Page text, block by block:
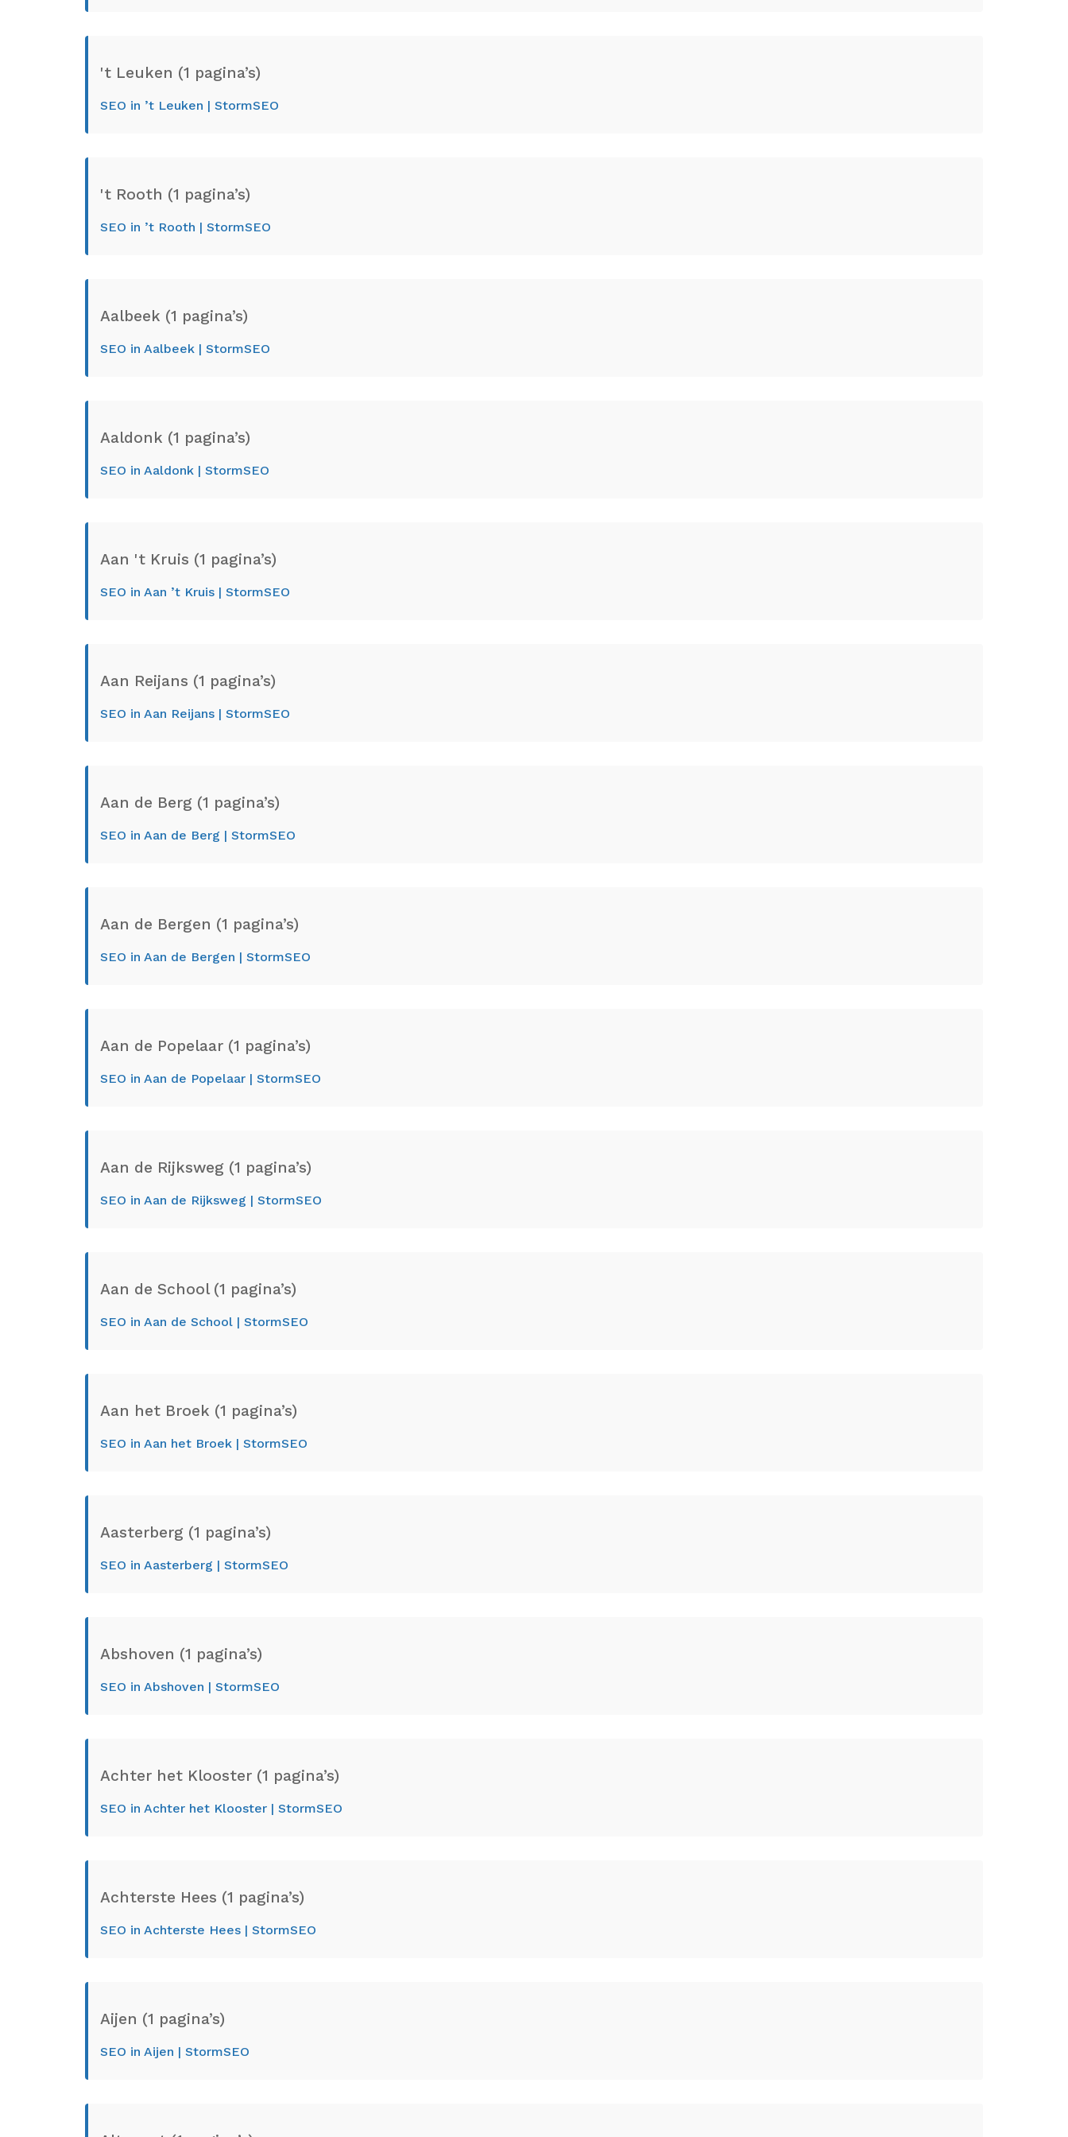
't Leuken (1 pagina’s)
SEO in ’t Leuken | StormSEO
't Rooth (1 pagina’s)
SEO in ’t Rooth | StormSEO
Aalbeek (1 pagina’s)
SEO in Aalbeek | StormSEO
Aaldonk (1 pagina’s)
SEO in Aaldonk | StormSEO
Aan 't Kruis (1 pagina’s)
SEO in Aan ’t Kruis | StormSEO
Aan Reijans (1 pagina’s)
SEO in Aan Reijans | StormSEO
Aan de Berg (1 pagina’s)
SEO in Aan de Berg | StormSEO
Aan de Bergen (1 pagina’s)
SEO in Aan de Bergen | StormSEO
Aan de Popelaar (1 pagina’s)
SEO in Aan de Popelaar | StormSEO
Aan de Rijksweg (1 pagina’s)
SEO in Aan de Rijksweg | StormSEO
Aan de School (1 pagina’s)
SEO in Aan de School | StormSEO
Aan het Broek (1 pagina’s)
SEO in Aan het Broek | StormSEO
Aasterberg (1 pagina’s)
SEO in Aasterberg | StormSEO
Abshoven (1 pagina’s)
SEO in Abshoven | StormSEO
Achter het Klooster (1 pagina’s)
SEO in Achter het Klooster | StormSEO
Achterste Hees (1 pagina’s)
SEO in Achterste Hees | StormSEO
Aijen (1 pagina’s)
SEO in Aijen | StormSEO